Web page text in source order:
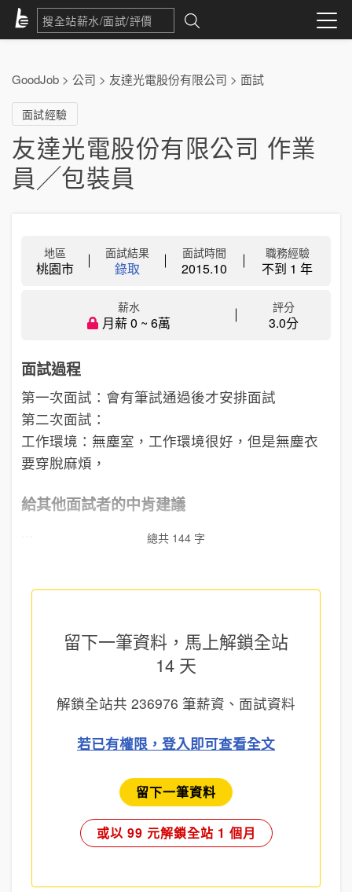
GoodJob > 公司 > 友達光電股份有限公司 > 面試
面試經驗
友達光電股份有限公司 作業
員╱包裝員
地區
桃園市
面試結果
錄取
面試時間
2015.10
職務經驗
不到 1 年
薪水
月薪 0 ~ 6萬
評分
3.0分
面試過程
第一次面試：會有筆試通過後才安排面試
第二次面試：
工作環境：無塵室，工作環境很好，但是無塵衣
要穿脫麻煩，
給其他面試者的中肯建議
總共 144 字
留下一筆資料，馬上解鎖全站
14 天
解鎖全站共 236976 筆薪資、面試資料
若已有權限，登入即可查看全文
留下一筆資料
或以 99 元解鎖全站 1 個月